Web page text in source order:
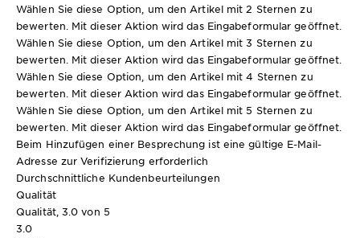
Wählen Sie diese Option, um den Artikel mit 2 Sternen zu
bewerten. Mit dieser Aktion wird das Eingabeformular geöffnet.
Wählen Sie diese Option, um den Artikel mit 3 Sternen zu
bewerten. Mit dieser Aktion wird das Eingabeformular geöffnet.
Wählen Sie diese Option, um den Artikel mit 4 Sternen zu
bewerten. Mit dieser Aktion wird das Eingabeformular geöffnet.
Wählen Sie diese Option, um den Artikel mit 5 Sternen zu
bewerten. Mit dieser Aktion wird das Eingabeformular geöffnet.
Beim Hinzufügen einer Besprechung ist eine gültige E-Mail-
Adresse zur Verifizierung erforderlich
Durchschnittliche Kundenbeurteilungen
Qualität
Qualität, 3.0 von 5
3.0